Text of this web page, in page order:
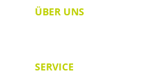
ÜBER UNS
SERVICE